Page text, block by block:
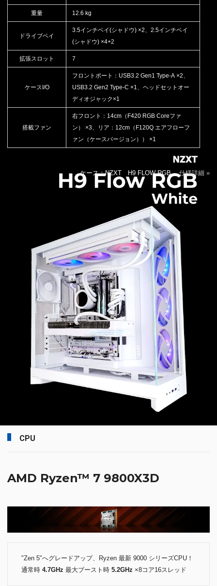
重量 12.6 kg
ドライブベイ
3.5インチベイ(シャドウ) ×2、2.5インチベイ
(シャドウ) ×4+2
拡張スロット 7
ケースI/O
フロントポート：USB3.2 Gen1 Type-A ×2、
USB3.2 Gen2 Type-C ×1、ヘッドセットオー
ディオジャック×1
搭載ファン
右フロント：14cm（F420 RGB Coreファ
ン） ×3、リア：12cm（F120Q エアフローフ
ァン（ケースバージョン）） ×1
ケース：NZXT H9 FLOW RGB仕様詳細 »
CPU
AMD Ryzen™ 7 9800X3D
"Zen 5"へグレードアップ、Ryzen 最新 9000 シリーズCPU！
通常時 4.7GHz 最大ブースト時 5.2GHz ×8コア16スレッド